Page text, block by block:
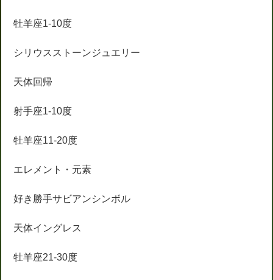
牡羊座1-10度
シリウスストーンジュエリー
天体回帰
射手座1-10度
牡羊座11-20度
エレメント・元素
好き勝手サビアンシンボル
天体イングレス
牡羊座21-30度